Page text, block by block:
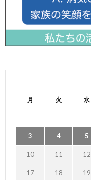
月 火 水
3 4 5
10 11 12
17 18 19